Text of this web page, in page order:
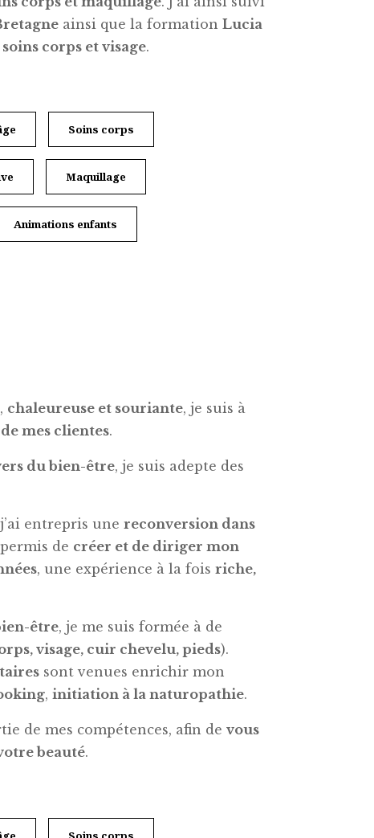
ainsi que la formationLucia
soins corps et visage.
Soins corps
Maquillage
Animations enfants
, chaleureuse et souriante, je suis à
mes clientes.
du bien-être, je suis adepte des
entrepris unereconversion dans
de créer et de diriger mon
, une expérience à la foisriche,
être, je me suis formée à de
visage, cuir chevelu, pieds).
sont venues enrichir mon
,initiation à la naturopathie.
de mes compétences, afin devous
beauté.